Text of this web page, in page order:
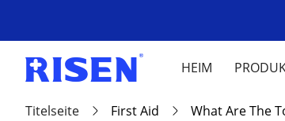
HEIM
Titelseite First Aid What Are The